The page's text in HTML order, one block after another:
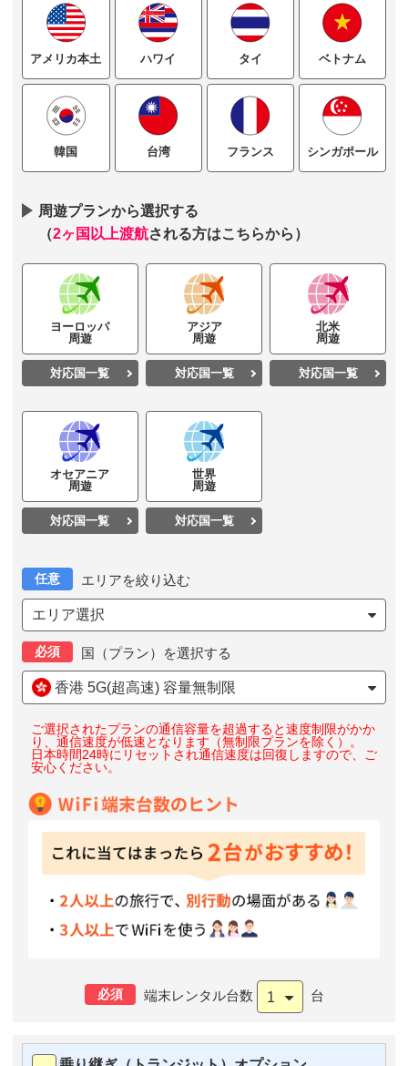
アメリカ本土 ハワイ タイ ベトナム
韓国 台湾 フランス シンガポール
周遊プランから選択する
（2ヶ国以上渡航される方はこちらから）
ヨーロッパ
周遊
対応国一覧
アジア
周遊
対応国一覧
北米
周遊
対応国一覧
オセアニア
周遊
対応国一覧
世界
周遊
対応国一覧
任意 エリアを絞り込む
エリア選択
必須 国（プラン）を選択する
香港 5G(超高速) 容量無制限
ご選択されたプランの通信容量を超過すると速度制限がかか
り、通信速度が低速となります（無制限プランを除く）。
日本時間24時にリセットされ通信速度は回復しますので、ご
安心ください。
必須 端末レンタル台数 1 台